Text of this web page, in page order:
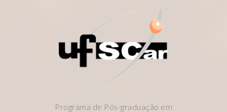
Programa de Pós-graduação em